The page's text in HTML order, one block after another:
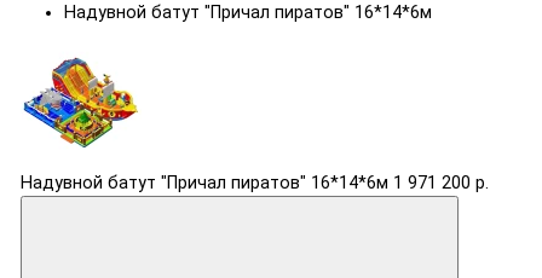
Надувной батут "Причал пиратов" 16*14*6м
Надувной батут "Причал пиратов" 16*14*6м 1 971 200 р.